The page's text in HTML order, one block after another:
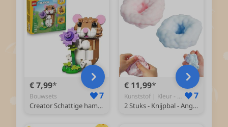
€ 7,99
Bouwsets 7
Creator Schattige hamster met bloem 31376
€ 11,99
Kunststof | Kleur - B - Squishy 7
2 Stuks - Knijpbal - Angst Te Verminderen - Fidget Squishy - Stressballen - Anti-stress Knijpspeelgoed - Zachte, Langzame Squishy - Sensorisch Fidget - Parelstressbal - Stressbal voor kinderen - Decompressiespeelgoed - Volwassen en Kinderen